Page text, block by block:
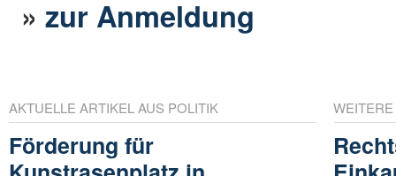
»zur Anmeldung
AKTUELLE ARTIKEL AUS POLITIK
Förderung für